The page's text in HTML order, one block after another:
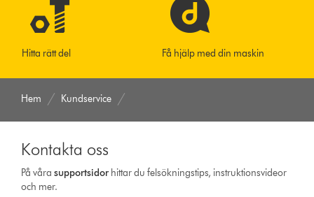
Hitta rätt del Få hjälp med din maskin
Hem Kundservice
Kontakta oss
På vårasupport­sidor hittar du felsökningstips, instruktionsvideor
och mer.